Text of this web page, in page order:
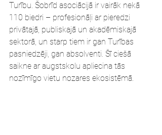
Turību. Šobrīd asociācijā ir vairāk nekā
110 biedri – profesionāļi ar pieredzi
privātajā, publiskajā un akadēmiskajā
sektorā, un starp tiem ir gan Turības
pasniedzēji, gan absolventi. Šī ciešā
saikne ar augstskolu apliecina tās
nozīmīgo vietu nozares ekosistēmā.